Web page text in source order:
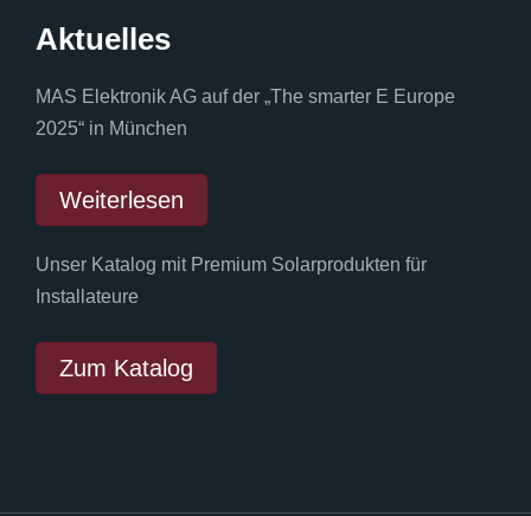
Aktuelles
MAS Elektronik AG auf der „The smarter E Europe
2025“ in München
Weiterlesen
Unser Katalog mit Premium Solarprodukten für
Installateure
Zum Katalog